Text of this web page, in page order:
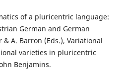
of a pluricentric language:
German and German
& A. Barron (Eds.), Variational
varieties in pluricentric
Benjamins.